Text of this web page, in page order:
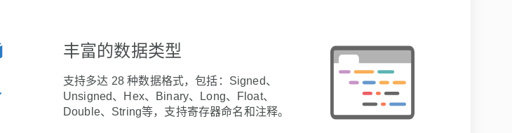
丰富的数据类型
支持多达 28 种数据格式，包括：Signed、
Unsigned、Hex、Binary、Long、Float、
Double、String等，支持寄存器命名和注释。